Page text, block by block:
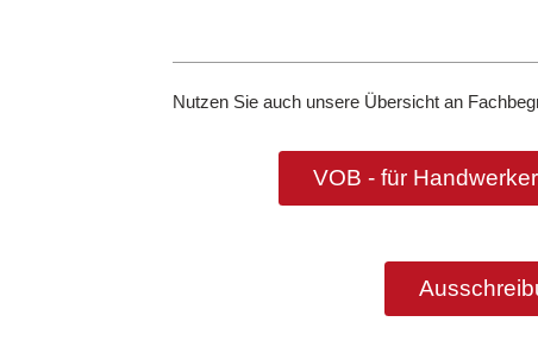
Nutzen Sie auch unsere Übersicht an
VOB - für